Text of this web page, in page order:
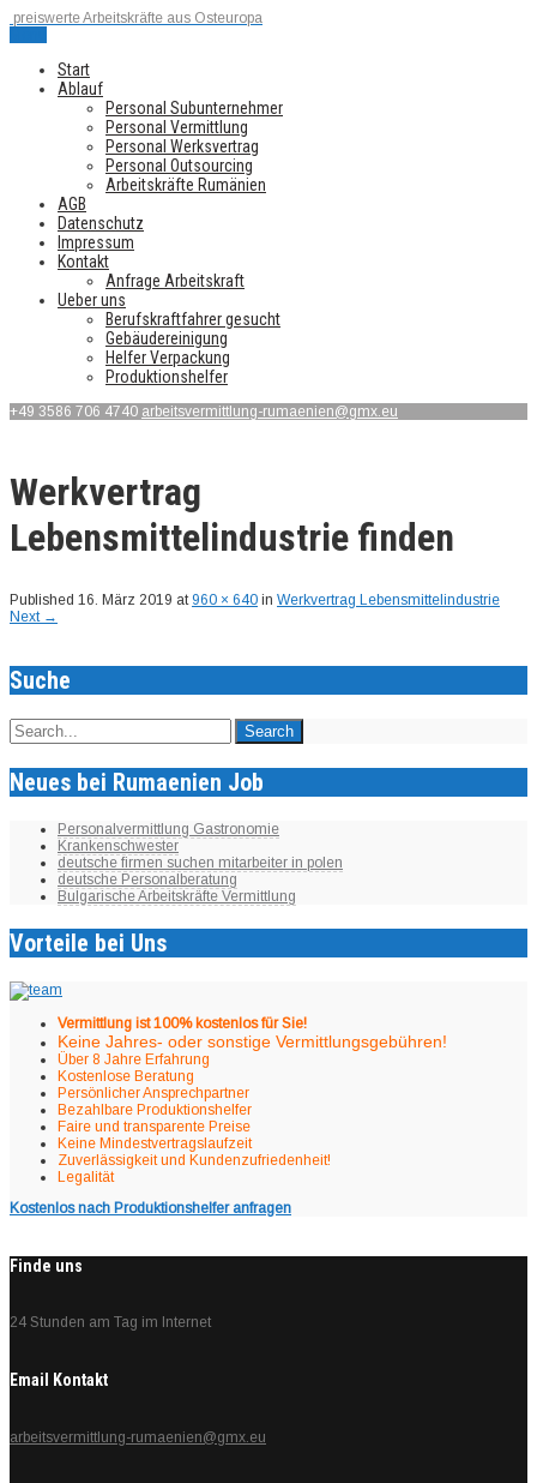
preiswerte Arbeitskräfte aus Osteuropa
Start
Ablauf
Personal Subunternehmer
Personal Vermittlung
Personal Werksvertrag
Personal Outsourcing
Arbeitskräfte Rumänien
AGB
Datenschutz
Impressum
Kontakt
Anfrage Arbeitskraft
Ueber uns
Berufskraftfahrer gesucht
Gebäudereinigung
Helfer Verpackung
Produktionshelfer
+49 3586 706 4740 arbeitsvermittlung-rumaenien@gmx.eu
Werkvertrag
Lebensmittelindustrie finden
Published 16. März 2019 at 960 × 640 in Werkvertrag Lebensmittelindustrie
Next →
Suche
Neues bei Rumaenien Job
Personalvermittlung Gastronomie
Krankenschwester
deutsche firmen suchen mitarbeiter in polen
deutsche Personalberatung
Bulgarische Arbeitskräfte Vermittlung
Vorteile bei Uns
Vermittlung ist 100% kostenlos für Sie!
Keine Jahres- oder sonstige Vermittlungsgebühren!
Über 8 Jahre Erfahrung
Kostenlose Beratung
Persönlicher Ansprechpartner
Bezahlbare Produktionshelfer
Faire und transparente Preise
Keine Mindestvertragslaufzeit
Zuverlässigkeit und Kundenzufriedenheit!
Legalität
Kostenlos nach Produktionshelfer anfragen
Finde uns
24 Stunden am Tag im Internet
Email Kontakt
arbeitsvermittlung-rumaenien@gmx.eu